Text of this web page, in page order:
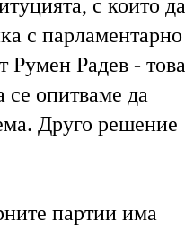
с които да
с парламентарно
Румен Радев - това
се опитваме да
Друго решение
партии има